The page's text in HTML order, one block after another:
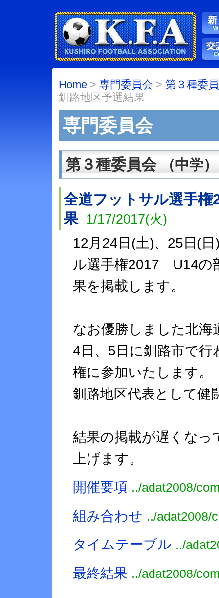
Home >専門委員会 >第３種委
釧路地区予選結果
専門委員会
第３種委員会 （中学）
全道フットサル選手権
果 1/17/2017(火)
12月24日(土)、25日(
ル選手権2017 U14の
果を掲載します。
なお優勝しました北海
4日、5日に釧路市で
権に参加いたします。
釧路地区代表として健
結果の掲載が遅くな
上げます。
開催要項 ../adat2008/
組み合わせ ../adat2008/
タイムテーブル ../
最終結果 ../adat2008/